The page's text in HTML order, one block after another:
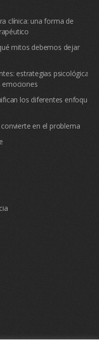
clínica: una forma de
mitos debemos dejar
estrategias psicológicas
los diferentes enfoques
en el problema